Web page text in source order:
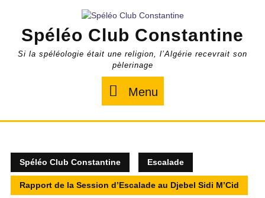
contentSpéléo Club Constantine
Si la spéléologie était une religion, l’Algérie recevrait son
pèlerinage
Menu
Spéléo Club Constantine Escalade
Rapport de la Session d’Escalade au Djebel Sidi M’Cid